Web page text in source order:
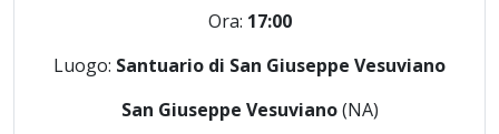
Ora: 17:00
Luogo: Santuario di San Giuseppe Vesuviano
San Giuseppe Vesuviano(NA)